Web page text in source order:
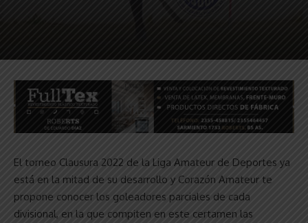
El torneo Clausura 2022 de la Liga Amateur de Deportes ya
está en la mitad de su desarrollo y Corazón Amateur te
propone conocer los goleadores parciales de cada
divisional, en la que compiten en este certamen las